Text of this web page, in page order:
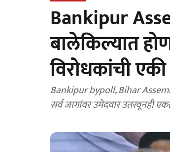
Bankipur
बालेकिल्यात
विरोधकांची
Bankipur bypoll, Bihar
सर्व जागांवर उमेदवार उतरवूनही